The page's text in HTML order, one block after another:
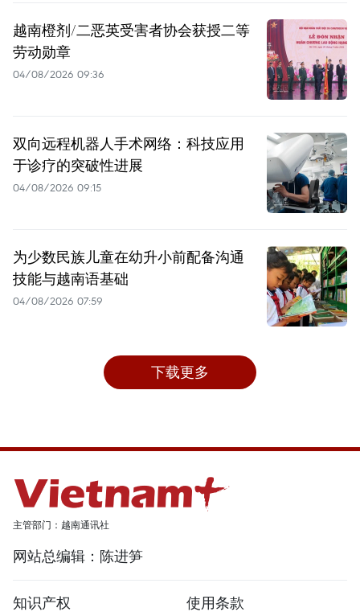
越南橙剂/二恶英受害者协会获授二等
劳动勋章
04/08/2026 09:36
双向远程机器人手术网络：科技应用
于诊疗的突破性进展
04/08/2026 09:15
为少数民族儿童在幼升小前配备沟通
技能与越南语基础
04/08/2026 07:59
下载更多
主管部门：越南通讯社
网站总编辑：陈进笋
知识产权 使用条款